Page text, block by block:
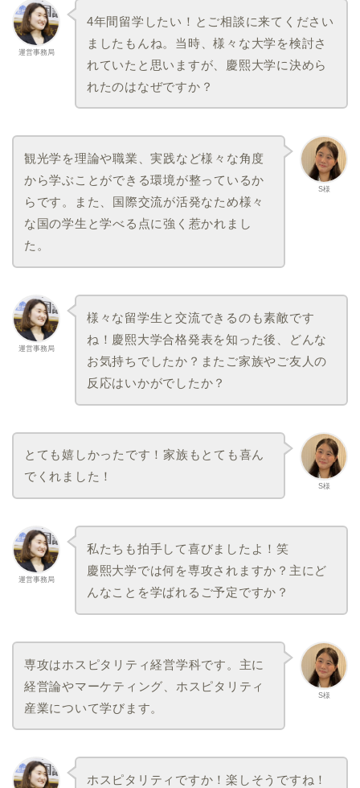
運営事務局
4年間留学したい！とご相談に来てください
ましたもんね。当時、様々な大学を検討さ
れていたと思いますが、慶熙大学に決めら
れたのはなぜですか？
S様
観光学を理論や職業、実践など様々な角度
から学ぶことができる環境が整っているか
らです。また、国際交流が活発なため様々
な国の学生と学べる点に強く惹かれまし
た。
運営事務局
様々な留学生と交流できるのも素敵です
ね！慶熙大学合格発表を知った後、どんな
お気持ちでしたか？またご家族やご友人の
反応はいかがでしたか？
S様
とても嬉しかったです！家族もとても喜ん
でくれました！
運営事務局
私たちも拍手して喜びましたよ！笑
慶熙大学では何を専攻されますか？主にど
んなことを学ばれるご予定ですか？
S様
専攻はホスピタリティ経営学科です。主に
経営論やマーケティング、ホスピタリティ
産業について学びます。
ホスピタリティですか！楽しそうですね！